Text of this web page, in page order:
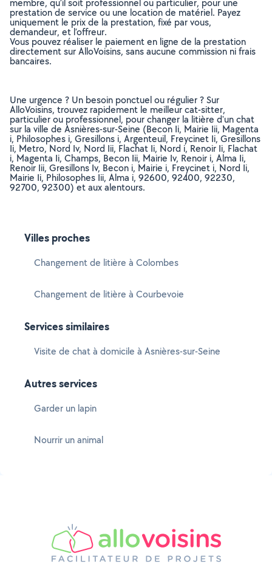
membre, qu’il soit professionnel ou particulier, pour une
prestation de service ou une location de matériel. Payez
uniquement le prix de la prestation, fixé par vous,
demandeur, et l’offreur.
Vous pouvez réaliser le paiement en ligne de la prestation
directement sur AlloVoisins, sans aucune commission ni frais
bancaires.
Une urgence ? Un besoin ponctuel ou régulier ? Sur
AlloVoisins, trouvez rapidement le meilleur cat-sitter,
particulier ou professionnel, pour changer la litière d'un chat
sur la ville de Asnières-sur-Seine (Becon Ii, Mairie Iii, Magenta
i, Philosophes i, Gresillons i, Argenteuil, Freycinet Ii, Gresillons
Ii, Metro, Nord Iv, Nord Iii, Flachat Ii, Nord i, Renoir Ii, Flachat
i, Magenta Ii, Champs, Becon Iii, Mairie Iv, Renoir i, Alma Ii,
Renoir Iii, Gresillons Iv, Becon i, Mairie i, Freycinet i, Nord Ii,
Mairie Ii, Philosophes Iii, Alma i, 92600, 92400, 92230,
92700, 92300) et aux alentours.
Villes proches
Changement de litière à Colombes
Changement de litière à Courbevoie
Services similaires
Visite de chat à domicile à Asnières-sur-Seine
Autres services
Garder un lapin
Nourrir un animal